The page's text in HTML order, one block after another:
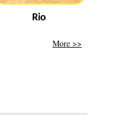
Rio
More >>